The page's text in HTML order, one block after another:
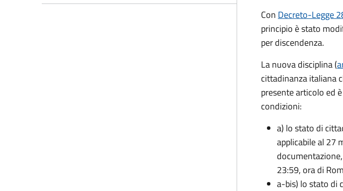
Con Decreto-Legge
principio è stato
per discendenza.
La nuova disciplina (
cittadinanza italiana
presente articolo ed
condizioni:
a) lo stato di
applicabile al 27
23:59, ora di
a-bis) lo stato di